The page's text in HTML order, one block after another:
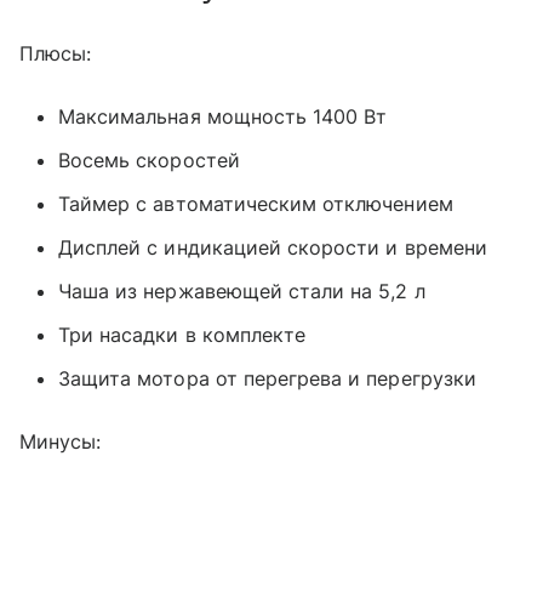
Плюсы:
Максимальная мощность 1400 Вт
Восемь скоростей
Таймер с автоматическим отключением
Дисплей с индикацией скорости и времени
Чаша из нержавеющей стали на 5,2 л
Три насадки в комплекте
Защита мотора от перегрева и перегрузки
Минусы: